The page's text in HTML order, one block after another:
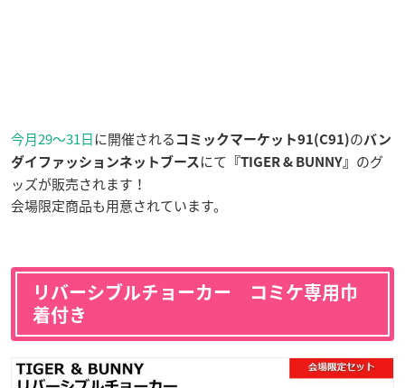
今月29〜31日に開催される コミックマーケット91(C91)の バン
ダイファッションネットブース にて 『TIGER & BUNNY』 のグ
ッズが販売されます！
会場限定商品も用意されています。
リバーシブルチョーカー コミケ専用巾
着付き